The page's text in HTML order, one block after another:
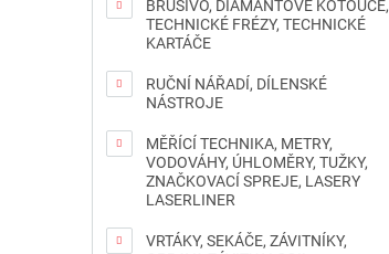
BRUSIVO, DIAMANTOVÉ KOTOUČE,
TECHNICKÉ FRÉZY, TECHNICKÉ
KARTÁČE
RUČNÍ NÁŘADÍ, DÍLENSKÉ
NÁSTROJE
MĚŘÍCÍ TECHNIKA, METRY,
VODOVÁHY, ÚHLOMĚRY, TUŽKY,
ZNAČKOVACÍ SPREJE, LASERY
LASERLINER
VRTÁKY, SEKÁČE, ZÁVITNÍKY,